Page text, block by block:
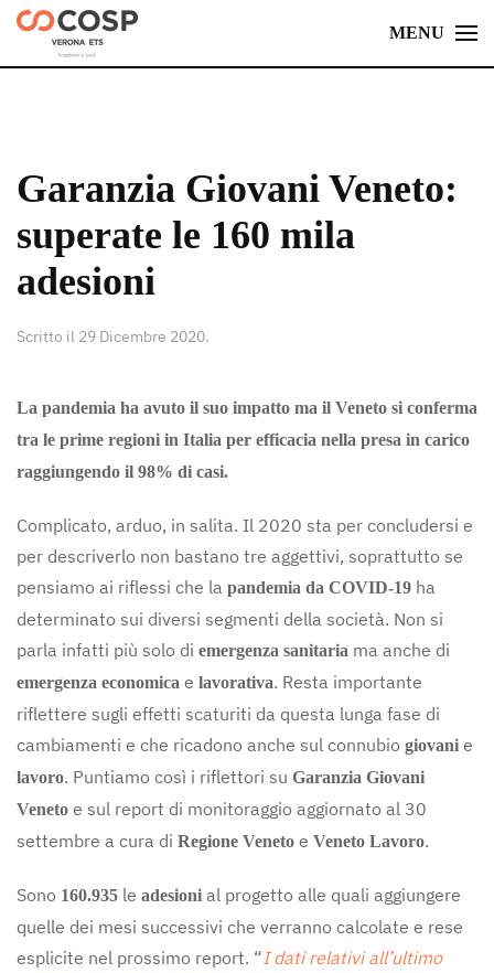
Skip
MENU
Garanzia Giovani Veneto:
superate le 160 mila
adesioni
Scritto il 29 Dicembre 2020.
La pandemia ha avuto il suo impatto ma il Veneto si conferma
tra le prime regioni in Italia per efficacia nella presa in carico
raggiungendo il 98% di casi.
Complicato, arduo, in salita. Il 2020 sta per concludersi e
per descriverlo non bastano tre aggettivi, soprattutto se
pensiamo ai riflessi che la pandemia da COVID-19 ha
determinato sui diversi segmenti della società. Non si
parla infatti più solo di emergenza sanitaria ma anche di
emergenza economica e lavorativa. Resta importante
riflettere sugli effetti scaturiti da questa lunga fase di
cambiamenti e che ricadono anche sul connubio giovani e
lavoro. Puntiamo così i riflettori su Garanzia Giovani
Veneto e sul report di monitoraggio aggiornato al 30
settembre a cura di Regione Veneto e Veneto Lavoro.
Sono 160.935 le adesioni al progetto alle quali aggiungere
quelle dei mesi successivi che verranno calcolate e rese
esplicite nel prossimo report. “I dati relativi all’ultimo